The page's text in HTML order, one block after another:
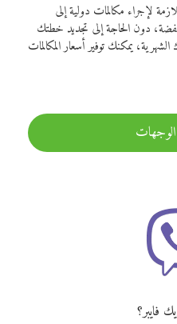
لإجراء مكالمات دولية إلى
دون الحاجة إلى تجديد خطتك
يمكنك توفير أسعار المكالمات
فايبر؟